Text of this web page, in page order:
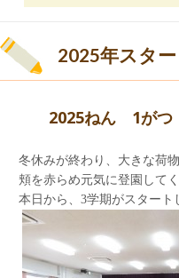
・野菜たっぷりコンソメスー
・みかん
・牛乳
音楽会の曲を練習しました。
声の出し方・息つぎの仕方
た。
午後は、ホールで楽器遊び
今日は、予報通り雪が降り
2025年スター
2025ねん 1が
冬休みが終わり、大きな荷
頬を赤らめ元気に登園してく
本日から、3学期がスタート